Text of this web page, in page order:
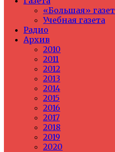
«Большая»
Учебная газета
Радио
Архив
2010
2011
2012
2013
2014
2015
2016
2017
2018
2019
2020